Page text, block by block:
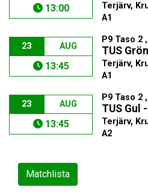
13:00
Terjärv,
A1
23 AUG
13:45
P9 Taso 2
TUS
Terjärv,
A1
23 AUG
13:45
P9 Taso 2
TUS Gul
Terjärv,
A2
Matchlista